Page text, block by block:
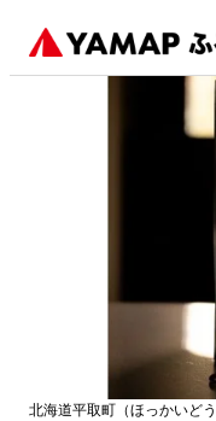
北海道平取町 （ほっかいどう